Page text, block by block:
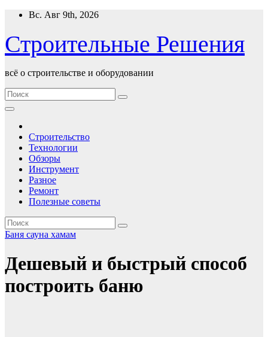
Перейти
содержимому
Вс. Авг 9th, 2026
Строительные Решения
всё о строительстве и оборудовании
Строительство
Технологии
Обзоры
Инструмент
Разное
Ремонт
Полезные советы
Баня сауна хамам
Дешевый и быстрый способ
построить баню